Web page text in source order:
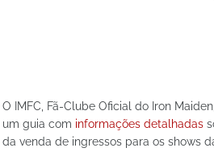
O IMFC, Fã-Clube Oficial do Iron
um guia com informações detalhadas
da venda de ingressos para os shows